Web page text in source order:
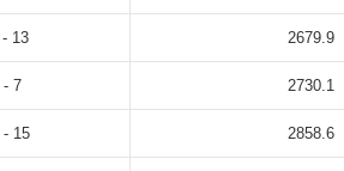
13 2679.9
- 7 2730.1
- 15 2858.6